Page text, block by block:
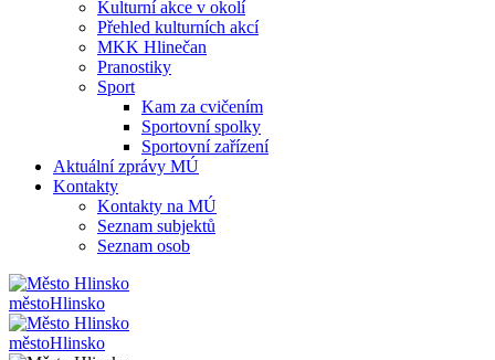
Kulturní akce v okolí
Přehled kulturních akcí
MKK Hlinečan
Pranostiky
Sport
Kam za cvičením
Sportovní spolky
Sportovní zařízení
Aktuální zprávy MÚ
Kontakty
Kontakty na MÚ
Seznam subjektů
Seznam osob
městoHlinsko
městoHlinsko